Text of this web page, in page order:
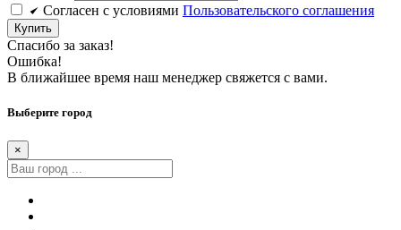
Cогласен c условиями Пользовательского соглашения
Купить
Спасибо за заказ!
Ошибка!
В ближайшее время наш менеджер свяжется с вами.
Выберите город
×